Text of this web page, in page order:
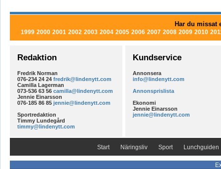
Har du missat
1999 2000 2001 2002 2003 2004 2005 2006 2007 2008 2009 2010
Redaktion
Fredrik Norman
076-234 24 24 fredrik@lindenytt.com
Camilla Lagerman
073-536 63 56 camilla@lindenytt.com
Jennie Einarsson
076-185 86 85 jennie@lindenytt.com
Sportredaktion
Timmy Lundegård
timmy@lindenytt.com
Kundservice
Annonsera
info@lindenytt.com
Annonsprislista
Ekonomi
Jennie Einarsson
jennie@lindenytt.com
Start Näringsliv Sport Lunchguiden